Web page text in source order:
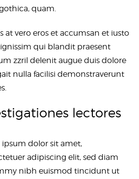
quam.
at vero eros et accumsan et iusto
qui blandit praesent
zzril delenit augue duis dolore
nulla facilisi demonstraverunt
lectores
ipsum dolor sit amet,
adipiscing elit, sed diam
nibh euismod tincidunt ut